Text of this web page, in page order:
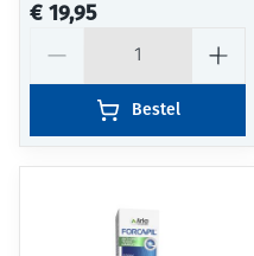
€ 19,95
Bestel